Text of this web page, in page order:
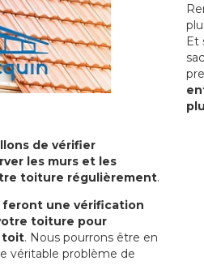
Et
de vérifier
les murs et les
toiture régulièrement.
feront une vérification
toiture pour
toit. Nous pourrons être en
véritable problème de